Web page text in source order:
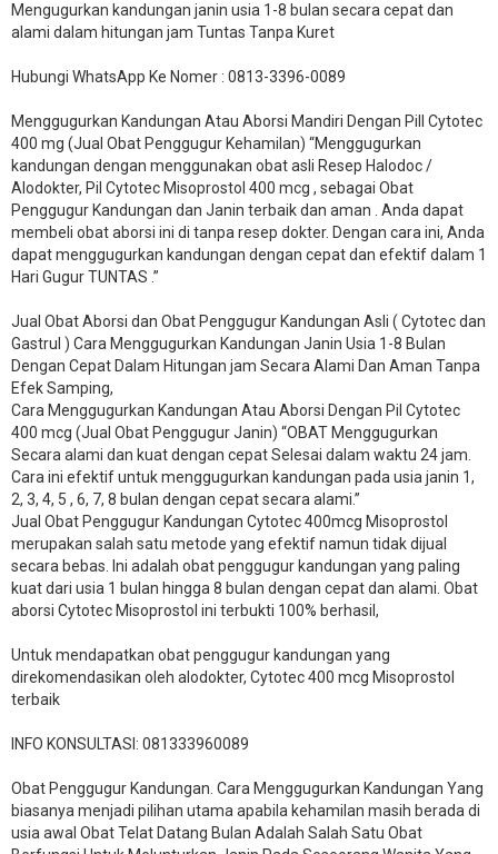
Mengugurkan kandungan janin usia 1-8 bulan secara cepat dan
alami dalam hitungan jam Tuntas Tanpa Kuret
Hubungi WhatsApp Ke Nomer : 0813-3396-0089​
Menggugurkan Kandungan Atau Aborsi Mandiri Dengan Pill Cytotec
400 mg (Jual Obat Penggugur Kehamilan) “Menggugurkan
kandungan dengan menggunakan obat asli Resep Halodoc /
Alodokter, Pil Cytotec Misoprostol 400 mcg , sebagai Obat
Penggugur Kandungan dan Janin terbaik dan aman . Anda dapat
membeli obat aborsi ini di tanpa resep dokter. Dengan cara ini, Anda
dapat menggugurkan kandungan dengan cepat dan efektif dalam 1
Hari Gugur TUNTAS .”
Jual Obat Aborsi dan Obat Penggugur Kandungan Asli ( Cytotec dan
Gastrul ) Cara Menggugurkan Kandungan Janin Usia 1-8 Bulan
Dengan Cepat Dalam Hitungan jam Secara Alami Dan Aman Tanpa
Efek Samping,
Cara Menggugurkan Kandungan Atau Aborsi Dengan Pil Cytotec
400 mcg (Jual Obat Penggugur Janin) “OBAT Menggugurkan
Secara alami dan kuat dengan cepat Selesai dalam waktu 24 jam.
Cara ini efektif untuk menggugurkan kandungan pada usia janin 1,
2, 3, 4, 5 , 6, 7, 8 bulan dengan cepat secara alami.”
Jual Obat Penggugur Kandungan Cytotec 400mcg Misoprostol
merupakan salah satu metode yang efektif namun tidak dijual
secara bebas. Ini adalah obat penggugur kandungan yang paling
kuat dari usia 1 bulan hingga 8 bulan dengan cepat dan alami. Obat
aborsi Cytotec Misoprostol ini terbukti 100% berhasil,
Untuk mendapatkan obat penggugur kandungan yang
direkomendasikan oleh alodokter, Cytotec 400 mcg Misoprostol
terbaik
INFO KONSULTASI: 081333960089
​Obat Penggugur Kandungan. Cara Menggugurkan Kandungan Yang
biasanya menjadi pilihan utama apabila kehamilan masih berada di
usia awal Obat Telat Datang Bulan Adalah Salah Satu Obat